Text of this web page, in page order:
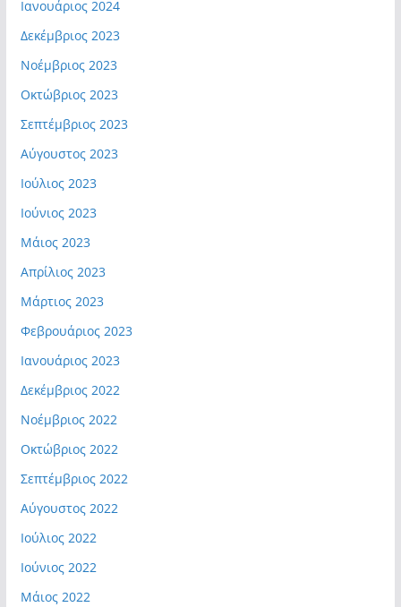
Ιανουάριος 2024
Δεκέμβριος 2023
Νοέμβριος 2023
Οκτώβριος 2023
Σεπτέμβριος 2023
Αύγουστος 2023
Ιούλιος 2023
Ιούνιος 2023
Μάιος 2023
Απρίλιος 2023
Μάρτιος 2023
Φεβρουάριος 2023
Ιανουάριος 2023
Δεκέμβριος 2022
Νοέμβριος 2022
Οκτώβριος 2022
Σεπτέμβριος 2022
Αύγουστος 2022
Ιούλιος 2022
Ιούνιος 2022
Μάιος 2022